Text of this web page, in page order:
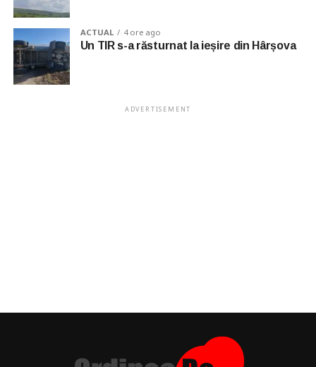
ACTUAL 4 ore ago
Un TIR s-a răsturnat la ieșire din Hârșova
ADVERTISEMENT